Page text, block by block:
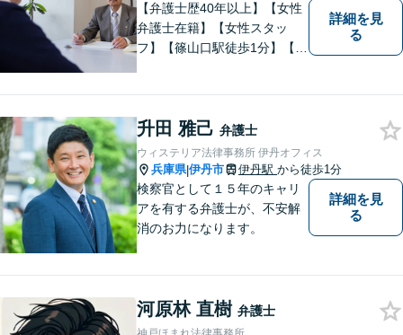
【弁護士歴40年以上】【女性
弁護士在籍】【女性スタッ
フ】【篠山口駅徒歩1分】【夜
談ください。様々な悩みや不
安に寄り添い、お抱えの問題
の迅速かつ適切な解決を目指
します。
詳細を見
る
升田 雅己 弁護士
ウィステリア法律事務所 伊丹オフィス
兵庫県|伊丹市 伊丹駅 から徒歩1分
検察官として１５年のキャリ
アを有する弁護士が、不安解
消のお力になります。
詳細を見
る
河原林 直樹 弁護士